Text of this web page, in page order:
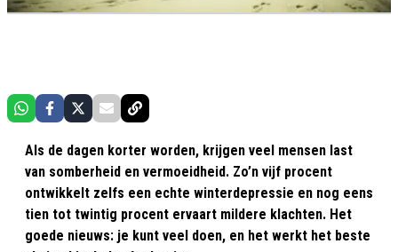
Als de dagen korter worden, krijgen veel mensen last
van somberheid en vermoeidheid. Zo’n vijf procent
ontwikkelt zelfs een echte winterdepressie en nog eens
tien tot twintig procent ervaart mildere klachten. Het
goede nieuws: je kunt veel doen, en het werkt het beste